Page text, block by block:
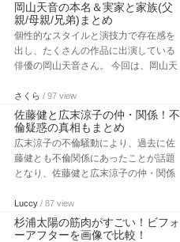
岡山天音の本名＆実家と家族(父
親/母親/兄弟)まとめ
個性的なスタイルと演技力で存在感を
出し、たくさんの作品に出演している
俳優の岡山天音さん。 今回は、岡山天
さくら / 97 view
佐藤健と広末涼子の仲・関係！不
倫疑惑の真相もまとめ
広末涼子の不倫騒動により、過去に佐
藤健とも不倫関係にあったことが話題
となり、佐藤健と広末涼子の仲・関係
Luccy / 87 view
杉浦太陽の筋肉がすごい！ビフォ
ーアフターを画像で比較！